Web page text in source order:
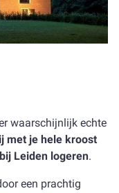
waarschijnlijk echte
met je hele kroost
Leiden logeren.
een prachtig